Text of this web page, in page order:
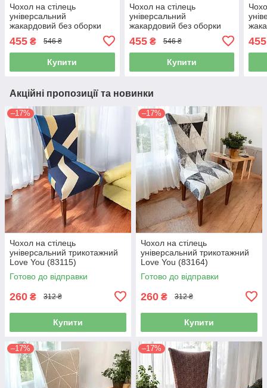
Чохол на стілець
універсальний
жакардовий без оборки
(83123)
455 ₴ 546 ₴
Купити
Чохол на стілець
універсальний
жакардовий без оборки
(83124)
455₴ 546 ₴
Купити
455
Акційні пропозиції та новинки
–17%
Чохол на стілець
універсальний трикотажний
Love You (83115)
Готово до відправки
260 ₴ 312 ₴
Купити
–17%
Чохол на стілець
універсальний трикотажний
Love You (83164)
Готово до відправки
260 ₴ 312 ₴
Купити
–17% –17%